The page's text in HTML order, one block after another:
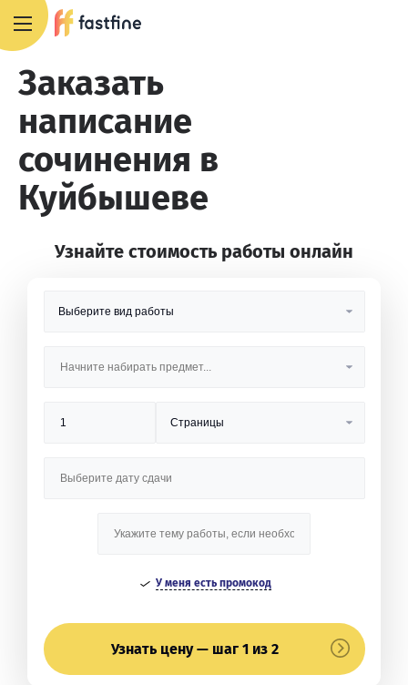
Заказать
написание
сочинения в
Куйбышеве
Узнайте стоимость работы онлайн
У меня есть промокод
Узнать цену — шаг 1 из 2